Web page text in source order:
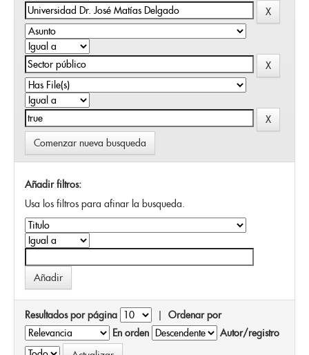
Comenzar nueva busqueda
Añadir filtros:
Usa los filtros para afinar la busqueda.
Resultados por página | Ordenar por
En orden
Autor/registro